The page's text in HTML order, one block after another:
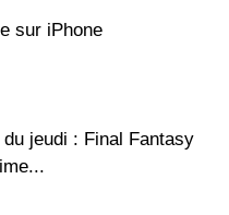
sur iPhone
jeudi : Final Fantasy